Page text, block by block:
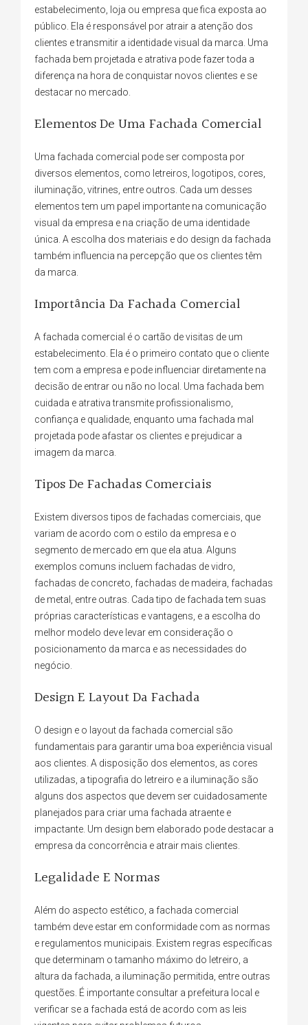
estabelecimento, loja ou empresa que fica exposta ao
público. Ela é responsável por atrair a atenção dos
clientes e transmitir a identidade visual da marca. Uma
fachada bem projetada e atrativa pode fazer toda a
diferença na hora de conquistar novos clientes e se
destacar no mercado.
Elementos De Uma Fachada Comercial
Uma fachada comercial pode ser composta por
diversos elementos, como letreiros, logotipos, cores,
iluminação, vitrines, entre outros. Cada um desses
elementos tem um papel importante na comunicação
visual da empresa e na criação de uma identidade
única. A escolha dos materiais e do design da fachada
também influencia na percepção que os clientes têm
da marca.
Importância Da Fachada Comercial
A fachada comercial é o cartão de visitas de um
estabelecimento. Ela é o primeiro contato que o cliente
tem com a empresa e pode influenciar diretamente na
decisão de entrar ou não no local. Uma fachada bem
cuidada e atrativa transmite profissionalismo,
confiança e qualidade, enquanto uma fachada mal
projetada pode afastar os clientes e prejudicar a
imagem da marca.
Tipos De Fachadas Comerciais
Existem diversos tipos de fachadas comerciais, que
variam de acordo com o estilo da empresa e o
segmento de mercado em que ela atua. Alguns
exemplos comuns incluem fachadas de vidro,
fachadas de concreto, fachadas de madeira, fachadas
de metal, entre outras. Cada tipo de fachada tem suas
próprias características e vantagens, e a escolha do
melhor modelo deve levar em consideração o
posicionamento da marca e as necessidades do
negócio.
Design E Layout Da Fachada
O design e o layout da fachada comercial são
fundamentais para garantir uma boa experiência visual
aos clientes. A disposição dos elementos, as cores
utilizadas, a tipografia do letreiro e a iluminação são
alguns dos aspectos que devem ser cuidadosamente
planejados para criar uma fachada atraente e
impactante. Um design bem elaborado pode destacar a
empresa da concorrência e atrair mais clientes.
Legalidade E Normas
Além do aspecto estético, a fachada comercial
também deve estar em conformidade com as normas
e regulamentos municipais. Existem regras específicas
que determinam o tamanho máximo do letreiro, a
altura da fachada, a iluminação permitida, entre outras
questões. É importante consultar a prefeitura local e
verificar se a fachada está de acordo com as leis